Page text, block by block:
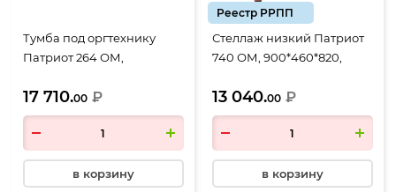
Тумба под оргтехнику
Патриот 264 ОМ,
орех
17 710.00 ₽
в корзину
Реестр РРПП
Стеллаж низкий Патриот
740 ОМ, 900*460*820,
13 040.00 ₽
в корзину